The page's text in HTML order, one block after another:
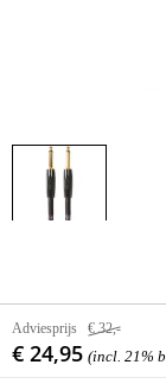
Adviesprijs € 32,-
€ 24,95 (incl. 21%